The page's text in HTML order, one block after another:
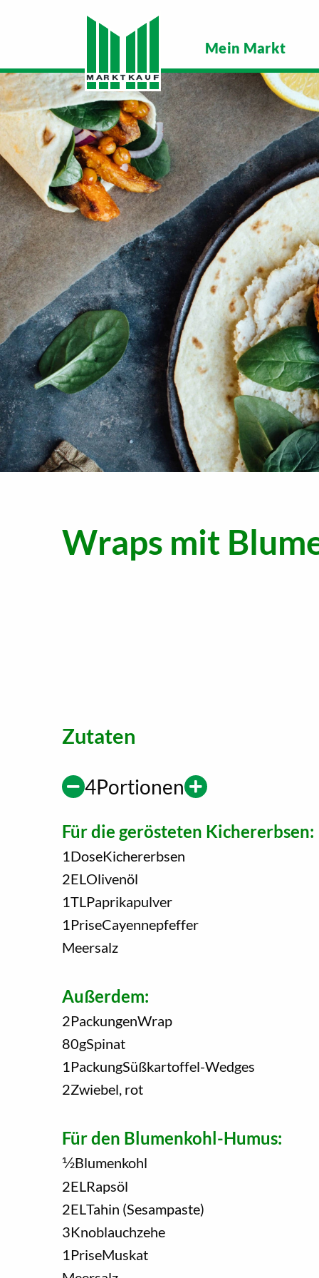
Mein Markt
Wraps mit
Zutaten
4Portionen
Für die gerösteten Kichererbsen:
1 DoseKichererbsen
2EL Olivenöl
1TL Paprikapulver
1 PriseCayennepfeffer
Meersalz
Außerdem:
2PackungenWrap
80gSpinat
1 PackungSüßkartoffel-Wedges
2Zwiebel, rot
Für den Blumenkohl-Humus:
1/2Blumenkohl
2EL Rapsöl
2EL Tahin (Sesampaste)
3Knoblauchzehe
1 PriseMuskat